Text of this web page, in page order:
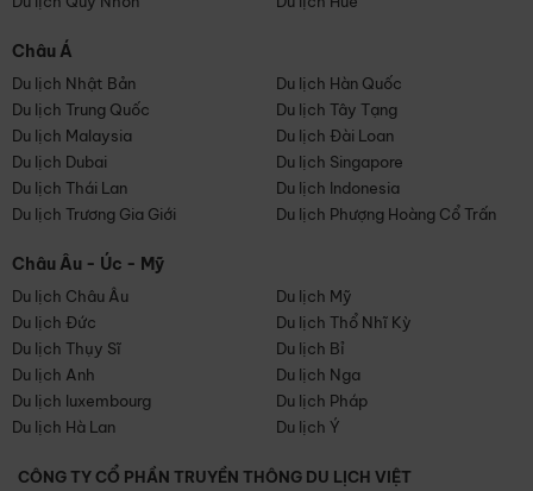
Châu Á
Du lịch Nhật Bản
Du lịch Hàn Quốc
Du lịch Trung Quốc
Du lịch Tây Tạng
Du lịch Malaysia
Du lịch Đài Loan
Du lịch Dubai
Du lịch Singapore
Du lịch Thái Lan
Du lịch Indonesia
Du lịch Trương Gia Giới
Du lịch Phượng Hoàng Cổ Trấn
Châu Âu - Úc - Mỹ
Du lịch Châu Âu
Du lịch Mỹ
Du lịch Đức
Du lịch Thổ Nhĩ Kỳ
Du lịch Thụy Sĩ
Du lịch Bỉ
Du lịch Anh
Du lịch Nga
Du lịch luxembourg
Du lịch Pháp
Du lịch Hà Lan
Du lịch Ý
CÔNG TY CỔ PHẦN TRUYỀN THÔNG DU LỊCH VIỆT